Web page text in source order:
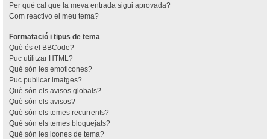
Per què cal que la meva entrada sigui aprovada?
Com reactivo el meu tema?
Formatació i tipus de tema
Què és el BBCode?
Puc utilitzar HTML?
Què són les emoticones?
Puc publicar imatges?
Què són els avisos globals?
Què són els avisos?
Què són els temes recurrents?
Què són els temes bloquejats?
Què són les icones de tema?